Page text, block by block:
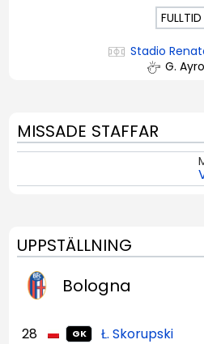
FULLTID
Stadio
G.
MISSADE STAFFAR
UPPSTÄLLNING
Bologna
28 GK Ł. Skorupski